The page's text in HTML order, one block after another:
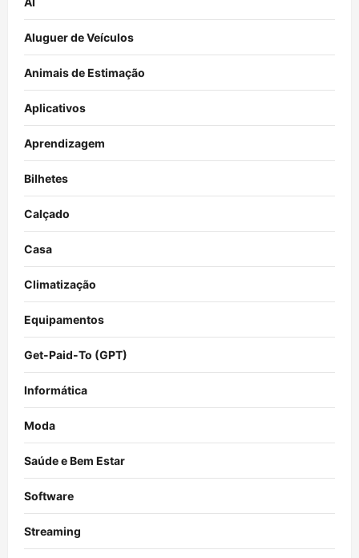
Aluguer de Veículos
Animais de Estimação
Aplicativos
Aprendizagem
Bilhetes
Calçado
Casa
Climatização
Equipamentos
Get-Paid-To (GPT)
Informática
Moda
Saúde e Bem Estar
Software
Streaming